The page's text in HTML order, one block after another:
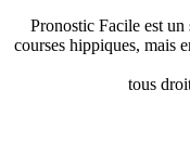
Pronostic Facile est
courses hippiques, mais
tous